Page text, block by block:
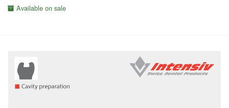
Available on sale